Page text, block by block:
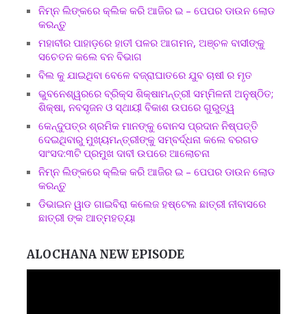
ନିମ୍ନ ଲିଙ୍କରେ କ୍ଲିକ କରି ଆଜିର ଇ – ପେପର ଡାଉନ ଲୋଡ
କରନ୍ତୁ
ମହାବୀର ପାହାଡ଼ରେ ହାତୀ ପଳର ଆଗମନ, ଅଞ୍ଚଳ ବାସୀଙ୍କୁ
ସଚେତନ କଲେ ବନ ବିଭାଗ
ବିଲ କୁ ଯାଇଥିବା ବେଳେ ବଜ୍ରାଘାତରେ ଯୁବ ଚାଷୀ ର ମୃତ
ଭୁବନେଶ୍ୱରରେ ବ୍ରିକ୍ସ ଶିକ୍ଷାମନ୍ତ୍ରୀ ସମ୍ମିଳନୀ ଅନୁଷ୍ଠିତ;
ଶିକ୍ଷା, ନବସୃଜନ ଓ ସ୍ଥାୟୀ ବିକାଶ ଉପରେ ଗୁରୁତ୍ୱ
କେନ୍ଦୁପତ୍ର ଶ୍ରମିକ ମାନଙ୍କୁ ବୋନସ ପ୍ରଦାନ ନିଷ୍ପତ୍ତି
ଦେଇଥିବାରୁ ମୁଖ୍ୟମନ୍ତ୍ରୀଙ୍କୁ ସମ୍ବର୍ଦ୍ଧନା କଲେ ବରଗଡ
ସାଂସଦ:୩ଟି ପ୍ରମୁଖ ଦାବୀ ଉପରେ ଆଲୋଚନା
ନିମ୍ନ ଲିଙ୍କରେ କ୍ଲିକ କରି ଆଜିର ଇ – ପେପର ଡାଉନ ଲୋଡ
କରନ୍ତୁ
ଡିଭାଇନ ୱାଡ ଗାଇବିରା କଲେଜ ହଷ୍ଟେଲ ଛାତ୍ରୀ ନୀବାସରେ
ଛାତ୍ରୀ ଙ୍କ ଆତ୍ମହତ୍ୟା
ALOCHANA NEW EPISODE